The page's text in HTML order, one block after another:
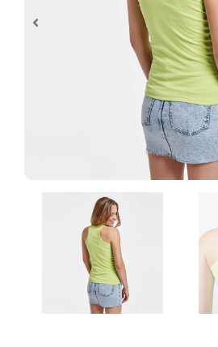
Control de
Al realizar tu pedido de
pediremos que subas los